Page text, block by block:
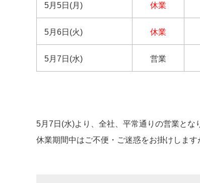
5月5日(月) 休業
5月6日(火) 休業
5月7日(水) 営業
5月7日(水)より、全社、平常通りの営業とな
休業期間中はご不便・ご迷惑をお掛けしま